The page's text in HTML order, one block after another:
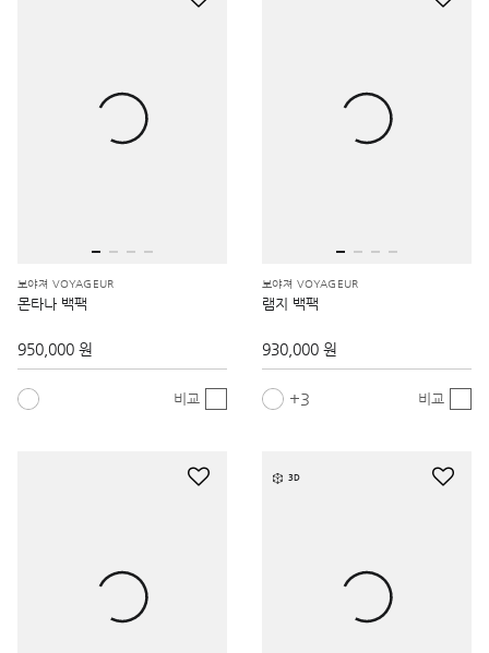
보야져 VOYAGEUR
몬타나 백팩
950,000 원
비교
보야져 VOYAGEUR
램지 백팩
930,000 원
3 비교
3D